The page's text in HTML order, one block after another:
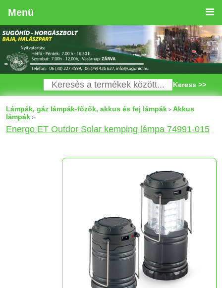
Menü
Keress >>
Lámpák, gáz lámpák-főzők, akkus és fej lámpák> Akkus
lámpák>
Energo ET Outdor Solar kemping lámpa 74991-015